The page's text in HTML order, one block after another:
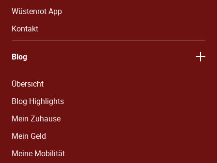
Wüstenrot App
Kontakt
Blog
Übersicht
Blog Highlights
Mein Zuhause
Mein Geld
Meine Mobilität